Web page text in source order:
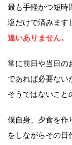
最も手軽かつ短時
塩だけで済みます
違いありません。
常に前日や当日の
であれば必要ない
そうではないこと
僕自身、夕食を作
をしながらその日